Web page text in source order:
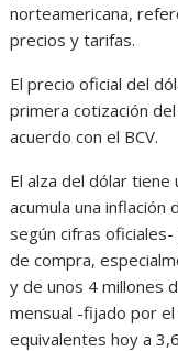
norteamericana,
precios y tarifas.
El precio oficial del
primera cotización
acuerdo con el BCV.
El alza del dólar
acumula una
según cifras
de compra,
y de unos 4 millones
mensual -fijado por
equivalentes hoy a